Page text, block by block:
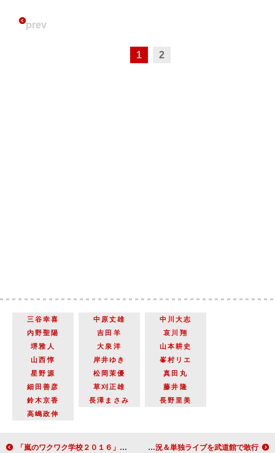
prev
1 2
三谷幸喜 中原丈雄
中川大志
内野聖陽
吉田羊
哀川翔
堺雅人
大泉洋
山本耕史
山西惇
岸井ゆき
峯村リエ
星野源
松岡茉優
真田丸
細田善彦
草刈正雄
藤井隆
鈴木京香
長澤まさみ
長野里美
高嶋政伸
「嵐のワクワク学校２０１６」最終公演レポート 史上初？ Ｍ．Ｓ．Ｓ Ｐｒｏｊｅｃｔがゲーム実況＆単独ライブを武道館で敢行